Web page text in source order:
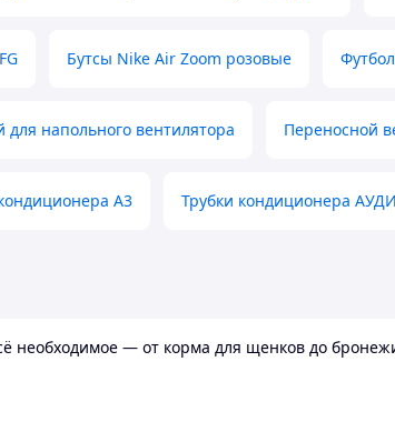
Бутсы Nike Air Zoom розовые
для напольного вентилятора Переносной
А3 Трубки кондиционера
— от корма для щенков до